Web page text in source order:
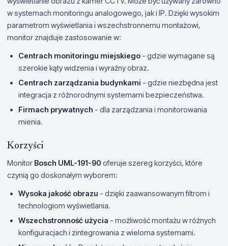
w systemach monitoringu analogowego, jak i IP. Dzięki wysokim
parametrom wyświetlania i wszechstronnemu montażowi,
monitor znajduje zastosowanie w:
Centrach monitoringu miejskiego - gdzie wymagane są
szerokie kąty widzenia i wyraźny obraz.
Centrach zarządzania budynkami - gdzie niezbędna jest
integracja z różnorodnymi systemami bezpieczeństwa.
Firmach prywatnych - dla zarządzania i monitorowania
mienia.
Korzyści
Monitor Bosch UML-191-90 oferuje szereg korzyści, które
czynią go doskonałym wyborem:
Wysoka jakość obrazu - dzięki zaawansowanym filtrom i
technologiom wyświetlania.
Wszechstronność użycia - możliwość montażu w różnych
konfiguracjach i zintegrowania z wieloma systemami.